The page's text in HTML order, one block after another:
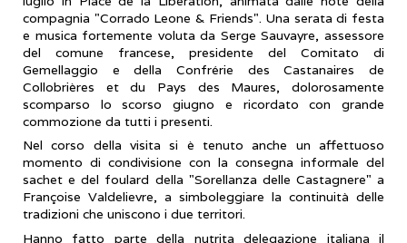
compagnia "Corrado Leone & Friends". Una serata di festa
e musica fortemente voluta da Serge Sauvayre, assessore
del comune francese, presidente del Comitato di
Gemellaggio e della Confrérie des Castanaires de
Collobrières et du Pays des Maures, dolorosamente
scomparso lo scorso giugno e ricordato con grande
commozione da tutti i presenti.
​Nel corso della visita si è tenuto anche un affettuoso
momento di condivisione con la consegna informale del
sachet e del foulard della "Sorellanza delle Castagnere" a
Françoise Valdelievre, a simboleggiare la continuità delle
tradizioni che uniscono i due territori.
Hanno fatto parte della nutrita delegazione italiana il